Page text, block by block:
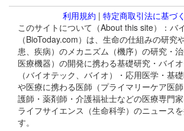
利用規約 | 特定商取引法に基づ
このサイトについて（About this site）：バ
（BioToday.com）は、生命の仕組みの研究
患、疾病）のメカニズム（機序）の研究・治
医療機器）の開発に携わる基礎研究・バイ
（バイオテック、バイオ）・応用医学・基
や医療に携わる医師（プライマリーケア医
護師・薬剤師・介護福祉士などの医療専門
ライフサイエンス（生命科学）のニュース
す。